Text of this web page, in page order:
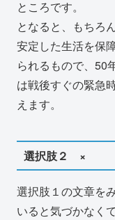
ところです。
となると、もちろ
安定した生活を保
られるもので、50
は戦後すぐの緊急
えます。
選択肢２ ×
選択肢１の文章を
いると気づかなく